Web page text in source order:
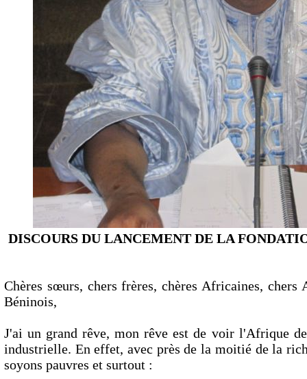
DISCOURS DU LANCEMENT DE LA
Chères sœurs, chers frères, chères Africaines, chers
Béninois,
J'ai un grand rêve, mon rêve est de voir l'Afrique
industrielle. En effet, avec près de la moitié de la
soyons pauvres et surtout :